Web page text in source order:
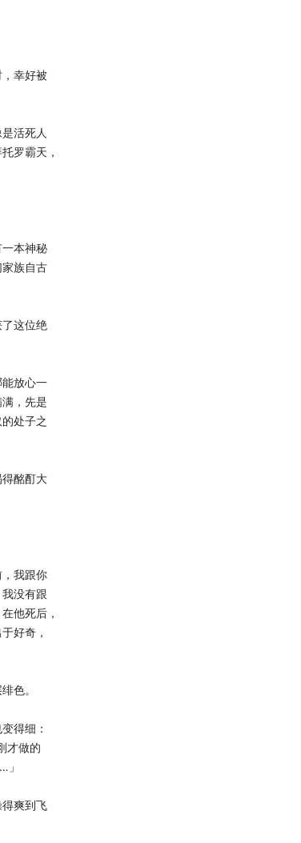
幸好被
活死人
罗霸天，
本神秘
族自古
这位绝
放心一
，先是
处子之
酩酊大
我跟你
没有跟
他死后，
好奇，
色。
得细：
才做的
爽到飞